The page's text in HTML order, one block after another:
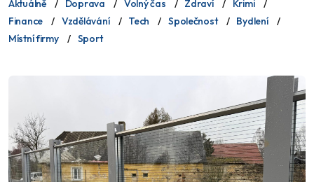
Aktuálně Doprava Volný čas Zdraví
Krimi
Finance
Vzdělávání Tech Společnost
Bydlení
Místní firmy
Sport